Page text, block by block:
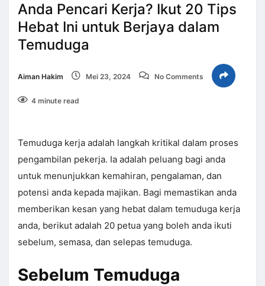
Anda Pencari Kerja? Ikut 20 Tips
Hebat Ini untuk Berjaya dalam
Temuduga
Aiman Hakim Mei 23, 2024 No Comments
4 minute read
Temuduga kerja adalah langkah kritikal dalam proses
pengambilan pekerja. Ia adalah peluang bagi anda
untuk menunjukkan kemahiran, pengalaman, dan
potensi anda kepada majikan. Bagi memastikan anda
memberikan kesan yang hebat dalam temuduga kerja
anda, berikut adalah 20 petua yang boleh anda ikuti
sebelum, semasa, dan selepas temuduga.
Sebelum Temuduga